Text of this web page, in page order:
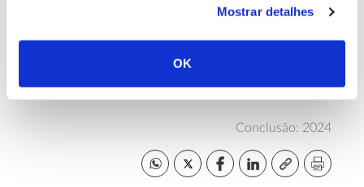
Mostrar detalhes
OK
Mais informação sobre o projeto CORKNUT
Conclusão: 2024